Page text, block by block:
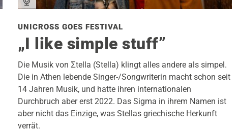
UNICROSS GOES FESTIVAL
„I like simple stuff”
Die Musik von Σtella (Stella) klingt alles andere als simpel.
Die in Athen lebende Singer-/Songwriterin macht schon seit
14 Jahren Musik, und hatte ihren internationalen
Durchbruch aber erst 2022. Das Sigma in ihrem Namen ist
aber nicht das Einzige, was Stellas griechische Herkunft
verrät.